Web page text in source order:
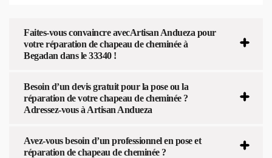
Faites-vous convaincre avecArtisan Andueza pour
votre réparation de chapeau de cheminée à
Begadan dans le 33340 !
Besoin d’un devis gratuit pour la pose ou la
réparation de votre chapeau de cheminée ?
Adressez-vous à Artisan Andueza
Avez-vous besoin d’un professionnel en pose et
réparation de chapeau de cheminée ?